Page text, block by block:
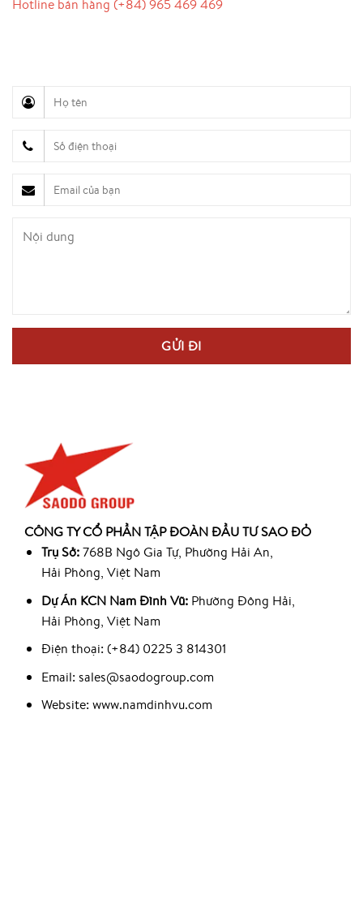
Hotline bán hàng (+84) 965 469 469
CÔNG TY CỔ PHẦN TẬP ĐOÀN ĐẦU TƯ SAO ĐỎ
Trụ Sở:768B Ngô Gia Tự, Phường Hải An,
Hải Phòng, Việt Nam
Dự Án KCN Nam Đình Vũ:Phường Đông Hải,
Hải Phòng, Việt Nam
Điện thoại: (+84) 0225 3 814301
Email: sales@saodogroup.com
Website: www.namdinhvu.com